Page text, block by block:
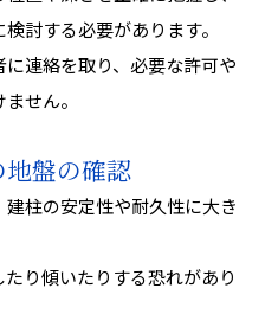
討する必要があります。
連絡を取り、必要な許可や
せん。
地盤の確認
柱の安定性や耐久性に大き
り傾いたりする恐れがあり